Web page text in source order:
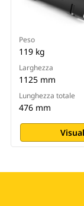
Peso
119 kg
Larghezza
1125 mm
Lunghezza totale
476 mm